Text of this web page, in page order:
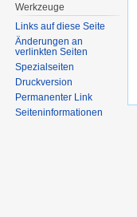
Werkzeuge
Links auf diese Seite
Änderungen an
verlinkten Seiten
Spezialseiten
Druckversion
Permanenter Link
Seiten­informationen